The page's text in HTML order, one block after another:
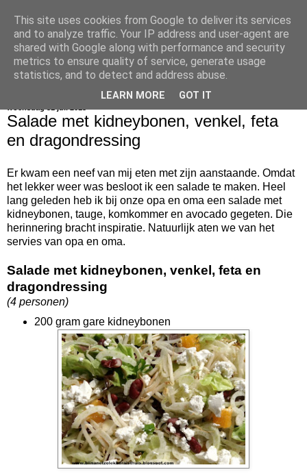
bijna net zo lekker als thuis
Salade met kidneybonen, venkel, feta
en dragondressing
Er kwam een neef van mij eten met zijn aanstaande. Omdat
het lekker weer was besloot ik een salade te maken. Heel
lang geleden heb ik bij onze opa en oma een salade met
kidneybonen, tauge, komkommer en avocado gegeten. Die
herinnering bracht inspiratie. Natuurlijk aten we van het
servies van opa en oma.
Salade met kidneybonen, venkel, feta en
dragondressing
(4 personen)
200 gram gare kidneybonen
This site uses cookies from Google to deliver its services
and to analyze traffic. Your IP address and user-agent are
shared with Google along with performance and security
metrics to ensure quality of service, generate usage
statistics, and to detect and address abuse.
LEARN MORE GOT IT